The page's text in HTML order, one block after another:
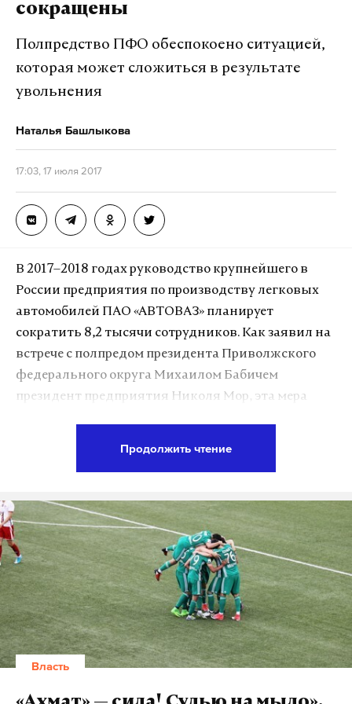
сокращены
Полпредство ПФО обеспокоено ситуацией,
которая может сложиться в результате
увольнения
Наталья Башлыкова
17:03, 17 июля 2017
В 2017–2018 годах руководство крупнейшего в
России предприятия по производству легковых
автомобилей ПАО «АВТОВАЗ» планирует
сократить 8,2 тысячи сотрудников. Как заявил на
встрече с полпредом президента Приволжского
федерального округа Михаилом Бабичем
президент предприятия Николя Мор, эта мера
задействованы на конвейере, мы найдем другую
работу в индустриальном парке. Нет такого
брутального сокращения численности персонала,
есть перераспределение людей на другие локации
и сферы. У нас уже 800 человек, которые перешли
в индустриальный парк», – рассказал
представитель руководства предприятия,
отметив, что в целом ситуация на производстве
уже не такая кризисная, как в 2016 году.
Продолжить чтение
Власть